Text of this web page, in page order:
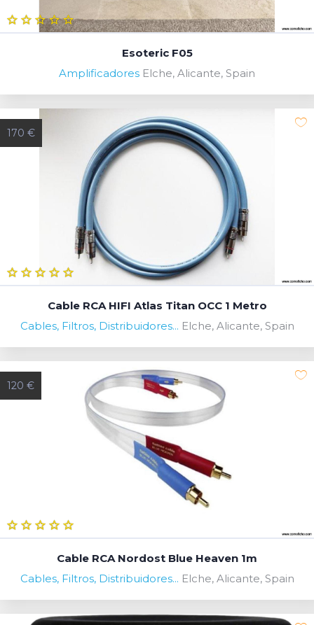
Esoteric F05
Amplificadores Elche, Alicante, Spain
170 €
Cable RCA HIFI Atlas Titan OCC 1 Metro
Cables, Filtros, Distribuidores... Elche, Alicante, Spain
120 €
Cable RCA Nordost Blue Heaven 1m
Cables, Filtros, Distribuidores... Elche, Alicante, Spain